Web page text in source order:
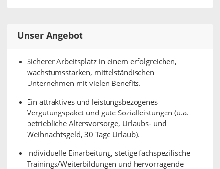
Unser Angebot
Sicherer Arbeitsplatz in einem erfolgreichen,
wachstumsstarken, mittelständischen
Unternehmen mit vielen Benefits.
Ein attraktives und leistungsbezogenes
Vergütungspaket und gute Sozialleistungen (u.a.
betriebliche Altersvorsorge, Urlaubs- und
Weihnachtsgeld, 30 Tage Urlaub).
Individuelle Einarbeitung, stetige fachspezifische
Trainings/Weiterbildungen und hervorragende